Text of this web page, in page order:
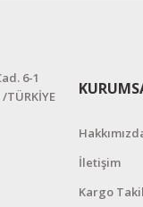
6-1
TÜRKİYE
İletişim
Kargo